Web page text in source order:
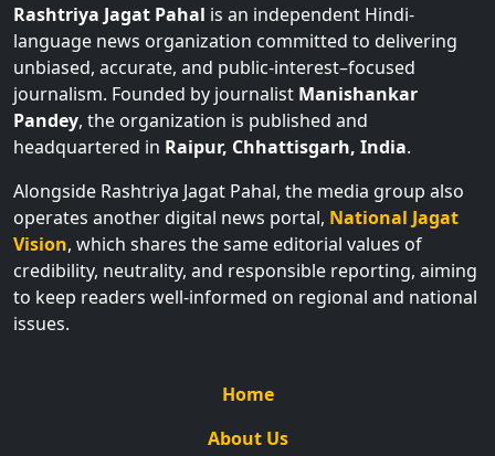
Rashtriya Jagat Pahal is an independent Hindi-
language news organization committed to delivering
unbiased, accurate, and public-interest–focused
journalism. Founded by journalist Manishankar
Pandey, the organization is published and
headquartered in Raipur, Chhattisgarh, India.
Alongside Rashtriya Jagat Pahal, the media group also
operates another digital news portal, National Jagat
Vision, which shares the same editorial values of
credibility, neutrality, and responsible reporting, aiming
to keep readers well-informed on regional and national
issues.
Home
About Us